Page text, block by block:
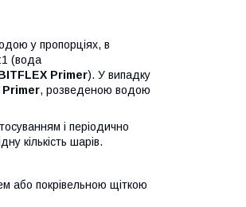
у пропорціях, в
(вода
Primer). У випадку
Primer, розведеною водою
і періодично
кількість шарів.
або покрівельною щіткою